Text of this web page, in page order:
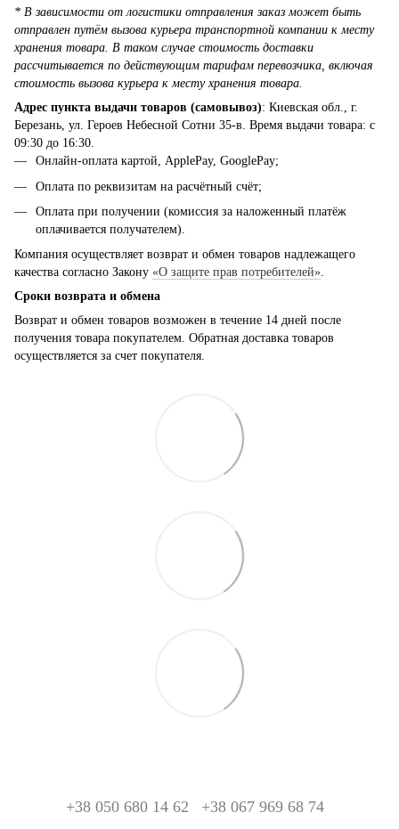
* В зависимости от логистики отправления заказ может быть
отправлен путём вызова курьера транспортной компании к месту
хранения товара. В таком случае стоимость доставки
рассчитывается по действующим тарифам перевозчика, включая
стоимость вызова курьера к месту хранения товара.
Адрес пункта выдачи товаров (самовывоз): Киевская обл., г.
Березань, ул. Героев Небесной Сотни 35-в. Время выдачи товара: с
09:30 до 16:30.
Онлайн-оплата картой, ApplePay, GooglePay;
Оплата по реквизитам на расчётный счёт;
Оплата при получении (комиссия за наложенный платёж
оплачивается получателем).
Компания осуществляет возврат и обмен товаров надлежащего
качества согласно Закону «О защите прав потребителей».
Сроки возврата и обмена
Возврат и обмен товаров возможен в течение 14 дней после
получения товара покупателем. Обратная доставка товаров
осуществляется за счет покупателя.
+38 050 680 14 62 +38 067 969 68 74